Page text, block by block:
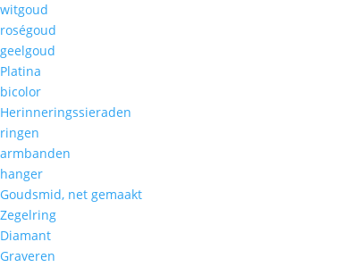
witgoud
roségoud
geelgoud
Platina
bicolor
Herinneringssieraden
ringen
armbanden
hanger
Goudsmid, net gemaakt
Zegelring
Diamant
Graveren